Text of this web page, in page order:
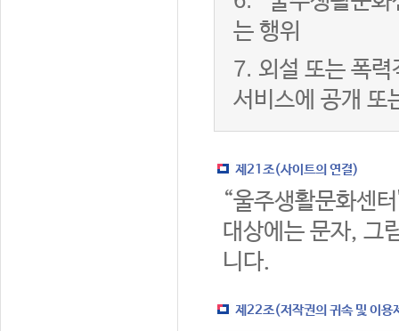
는 행위
7. 외설 또는 폭
서비스에 공개 또
제21조(사이트의 연결)
“울주생활문화센
대상에는 문자, 그
니다.
제22조(저작권의 귀속 및 이용